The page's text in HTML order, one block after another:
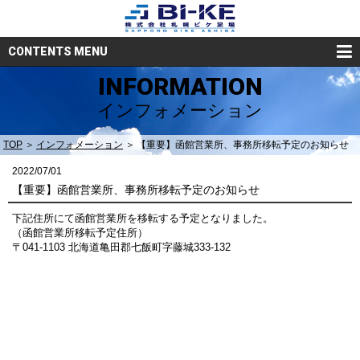
CONTENTS MENU
INFORMATION
インフォメーション
TOP インフォメーション 【重要】函館営業所、事務所移転予定のお知らせ
2022/07/01
【重要】函館営業所、事務所移転予定のお知らせ
下記住所にて函館営業所を移転する予定となりました。
（函館営業所移転予定住所）
〒041-1103 北海道亀田郡七飯町字藤城333-132